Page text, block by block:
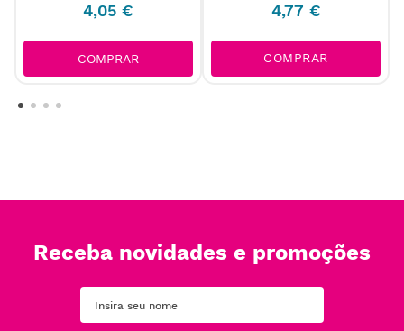
4,05 €
COMPRAR
4,77 €
COMPRAR
Receba novidades e promoções